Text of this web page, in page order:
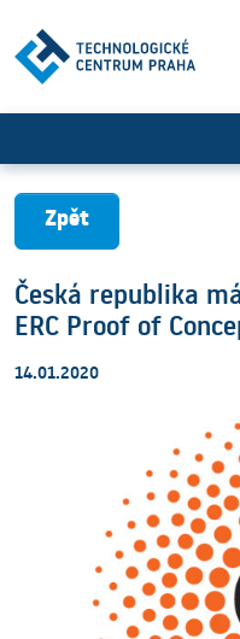
Zpět
Česká republika
ERC Proof of
14.01.2020